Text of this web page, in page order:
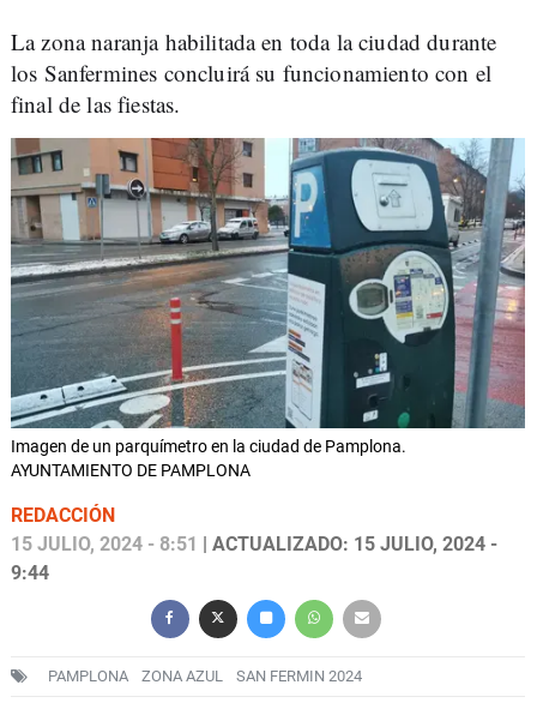
La zona naranja habilitada en toda la ciudad durante
los Sanfermines concluirá su funcionamiento con el
final de las fiestas.
Imagen de un parquímetro en la ciudad de Pamplona.
AYUNTAMIENTO DE PAMPLONA
REDACCIÓN
15 JULIO, 2024 - 8:51 | ACTUALIZADO: 15 JULIO, 2024 -
9:44
PAMPLONA ZONA AZUL SAN FERMIN 2024